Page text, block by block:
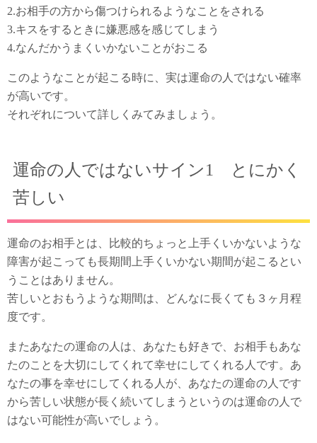
2.お相手の方から傷つけられるようなことをされる
3.キスをするときに嫌悪感を感じてしまう
4.なんだかうまくいかないことがおこる
このようなことが起こる時に、実は運命の人ではない確率
が高いです。
それぞれについて詳しくみてみましょう。
運命の人ではないサイン1 とにかく
苦しい
運命のお相手とは、比較的ちょっと上手くいかないような
障害が起こっても長期間上手くいかない期間が起こるとい
うことはありません。
苦しいとおもうような期間は、どんなに長くても３ヶ月程
度です。
またあなたの運命の人は、あなたも好きで、お相手もあな
たのことを大切にしてくれて幸せにしてくれる人です。あ
なたの事を幸せにしてくれる人が、あなたの運命の人です
から苦しい状態が長く続いてしまうというのは運命の人で
はない可能性が高いでしょう。